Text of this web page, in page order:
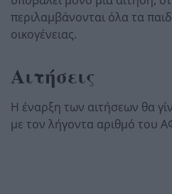
περιλαμβάνονται όλα τα
οικογένειας.
Αιτήσεις
Η έναρξη των αιτήσεων θα
με τον λήγοντα αριθμό του